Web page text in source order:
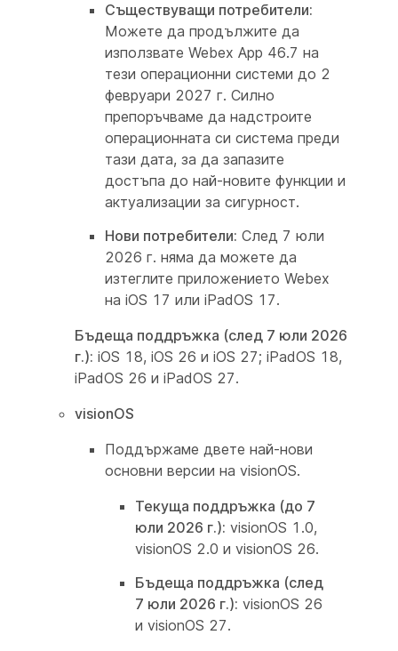
Съществуващи потребители:
Можете да продължите да
използвате Webex App 46.7 на
тези операционни системи до 2
февруари 2027 г. Силно
препоръчваме да надстроите
операционната си система преди
тази дата, за да запазите
достъпа до най-новите функции и
актуализации за сигурност.
Нови потребители: След 7 юли
2026 г. няма да можете да
изтеглите приложението Webex
на iOS 17 или iPadOS 17.
Бъдеща поддръжка (след 7 юли 2026
г.): iOS 18, iOS 26 и iOS 27; iPadOS 18,
iPadOS 26 и iPadOS 27.
visionOS
Поддържаме двете най-нови
основни версии на visionOS.
Текуща поддръжка (до 7
юли 2026 г.): visionOS 1.0,
visionOS 2.0 и visionOS 26.
Бъдеща поддръжка (след
7 юли 2026 г.): visionOS 26
и visionOS 27.